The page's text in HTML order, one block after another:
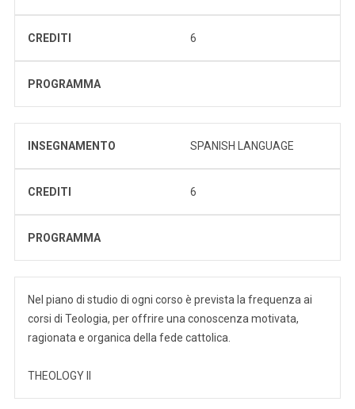
CREDITI 6
PROGRAMMA
INSEGNAMENTO SPANISH LANGUAGE
CREDITI 6
PROGRAMMA
Nel piano di studio di ogni corso è prevista la frequenza ai
corsi di Teologia, per offrire una conoscenza motivata,
ragionata e organica della fede cattolica.
THEOLOGY II